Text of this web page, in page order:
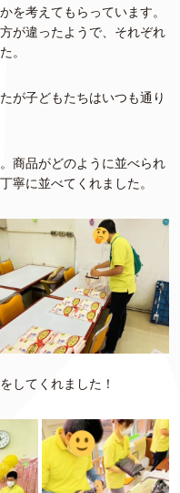
を考えてもらっています。
が違ったようで、それぞれ
。
が子どもたちはいつも通り
商品がどのように並べられ
寧に並べてくれました。
してくれました！